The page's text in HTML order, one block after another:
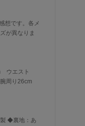
想です。各メ
が異なりま
ウエスト
周り26cm
◆裏地：あ